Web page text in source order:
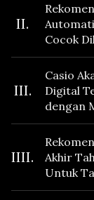
II.
Cocok
III.
Casio
Digital
dengan
Fitur
IIII.
Akhir
Untuk